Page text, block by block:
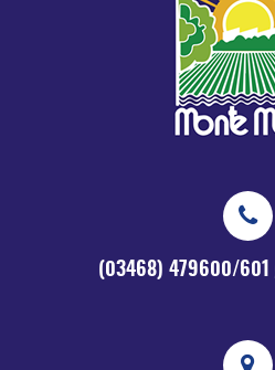
(03468) 479600/601